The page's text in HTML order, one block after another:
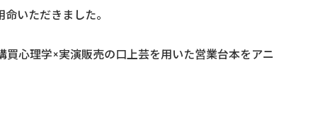
いただきました。
心理学×実演販売の口上芸を用いた営業台本をアニ